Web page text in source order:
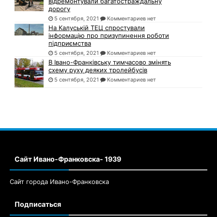
дорогу
5 сентября, 2021 Комментариев нет
На Калуській ТЕЦ спростували
інформацію про призупинення роботи
підприємства
5 сентября, 2021 Комментариев нет
В Івано-Франківську тимчасово змінять
схему руху деяких тролейбусів
5 сентября, 2021 Комментариев нет
Сайт Ивано-Франковска- 1939
Сайт города Ивано-Франковска
Подписаться